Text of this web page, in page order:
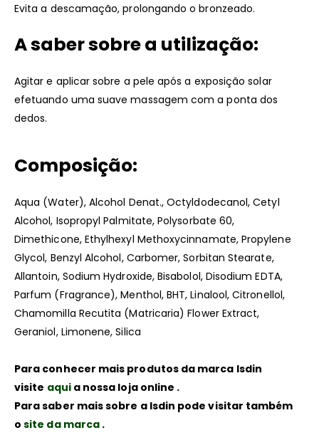
Evita a descamação, prolongando o bronzeado.
A saber sobre a utilização:
Agitar e aplicar sobre a pele após a exposição solar
efetuando uma suave massagem com a ponta dos
dedos.
Composição:
Aqua (Water), Alcohol Denat., Octyldodecanol, Cetyl
Alcohol, Isopropyl Palmitate, Polysorbate 60,
Dimethicone, Ethylhexyl Methoxycinnamate, Propylene
Glycol, Benzyl Alcohol, Carbomer, Sorbitan Stearate,
Allantoin, Sodium Hydroxide, Bisabolol, Disodium EDTA,
Parfum (Fragrance), Menthol, BHT, Linalool, Citronellol,
Chamomilla Recutita (Matricaria) Flower Extract,
Geraniol, Limonene, Silica
Para conhecer mais produtos da marca Isdin
visite aquia nossa loja online .
Para saber mais sobre a Isdin pode visitar também
osite da marca .